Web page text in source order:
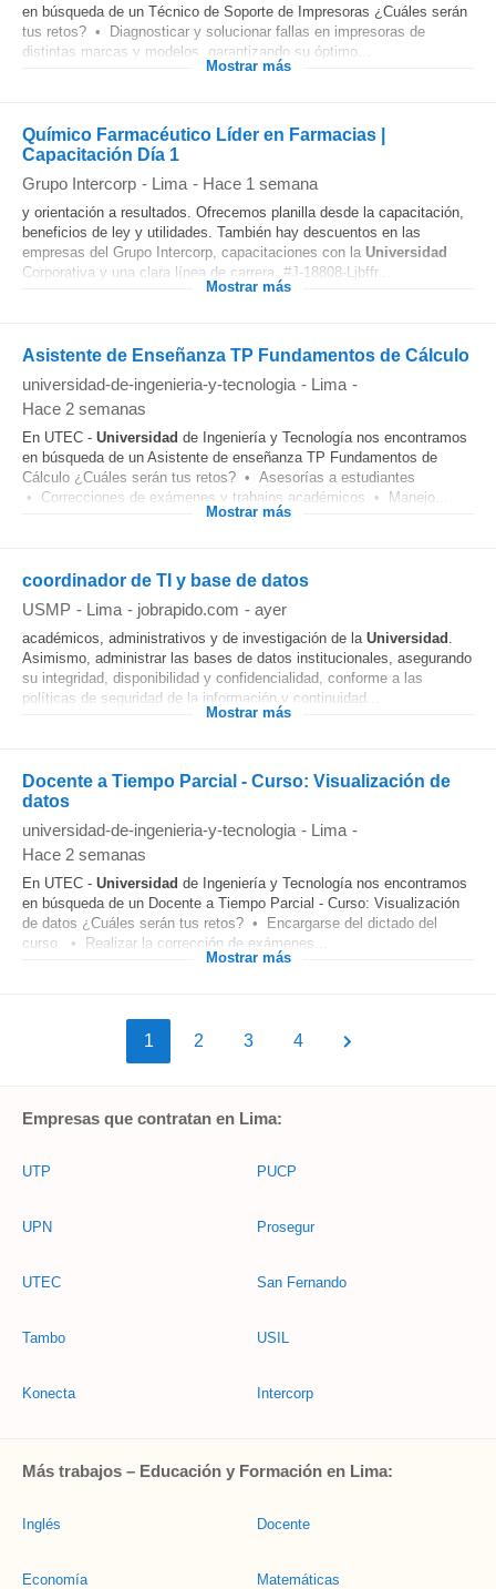
en búsqueda de un Técnico de Soporte de Impresoras ¿Cuáles serán
tus retos? • Diagnosticar y solucionar fallas en impresoras de
distintas marcas y modelos, garantizando su óptimo...
Mostrar más
Químico Farmacéutico Líder en Farmacias |
Capacitación Día 1
Grupo Intercorp - Lima - Hace 1 semana
y orientación a resultados. Ofrecemos planilla desde la capacitación,
beneficios de ley y utilidades. También hay descuentos en las
empresas del Grupo Intercorp, capacitaciones con la Universidad
Corporativa y una clara línea de carrera. #J-18808-Ljbffr...
Mostrar más
Asistente de Enseñanza TP Fundamentos de Cálculo
universidad-de-ingenieria-y-tecnologia - Lima -
Hace 2 semanas
En UTEC - Universidad de Ingeniería y Tecnología nos encontramos
en búsqueda de un Asistente de enseñanza TP Fundamentos de
Cálculo ¿Cuáles serán tus retos? • Asesorías a estudiantes
• Correcciones de exámenes y trabajos académicos • Manejo...
Mostrar más
coordinador de TI y base de datos
USMP - Lima - jobrapido.com - ayer
académicos, administrativos y de investigación de la Universidad .
Asimismo, administrar las bases de datos institucionales, asegurando
su integridad, disponibilidad y confidencialidad, conforme a las
políticas de seguridad de la información y continuidad...
Mostrar más
Docente a Tiempo Parcial - Curso: Visualización de
datos
universidad-de-ingenieria-y-tecnologia - Lima -
Hace 2 semanas
En UTEC - Universidad de Ingeniería y Tecnología nos encontramos
en búsqueda de un Docente a Tiempo Parcial - Curso: Visualización
de datos ¿Cuáles serán tus retos? • Encargarse del dictado del
curso. • Realizar la corrección de exámenes...
Mostrar más
1 2 3 4
Empresas que contratan en Lima:
UTP
UPN
UTEC
Tambo
Konecta
PUCP
Prosegur
San Fernando
USIL
Intercorp
Más trabajos – Educación y Formación en Lima:
Inglés
Economía
Docente
Matemáticas